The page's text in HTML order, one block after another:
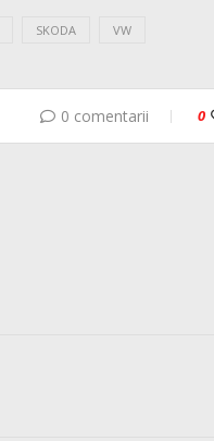
SKODA VW
0 comentarii 0